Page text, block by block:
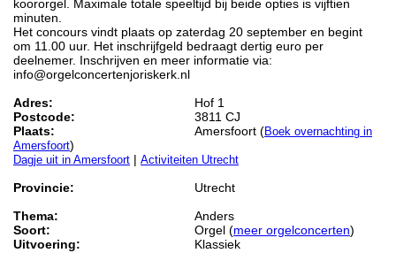
koororgel. Maximale totale speeltijd bij beide opties is vijftien
minuten.
Het concours vindt plaats op zaterdag 20 september en begint
om 11.00 uur. Het inschrijfgeld bedraagt dertig euro per
deelnemer. Inschrijven en meer informatie via:
info@orgelconcertenjoriskerk.nl
Adres:
Hof 1
Postcode:
3811 CJ
Plaats:
Amersfoort (Boek overnachting in
Amersfoort)
Dagje uit in Amersfoort | Activiteiten Utrecht
Provincie:
Utrecht
Thema:
Anders
Soort:
Orgel (meer orgelconcerten)
Uitvoering:
Klassiek